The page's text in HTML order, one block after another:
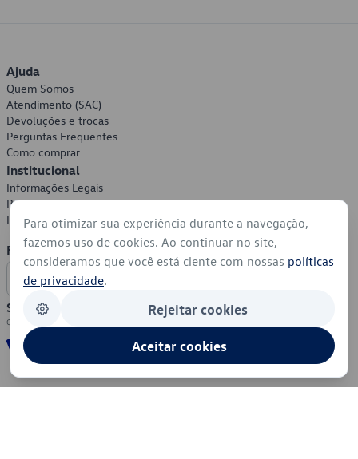
Ajuda
Quem Somos
Atendimento (SAC)
Devoluções e trocas
Perguntas Frequentes
Como comprar
Institucional
Informações Legais
Política de Privacidade
Política de Cookies
Formas de Pagamento
Segurança
Para otimizar sua experiência durante a navegação,
fazemos uso de cookies. Ao continuar no site,
consideramos que você está ciente com nossas políticas
de privacidade.
Rejeitar cookies
Aceitar cookies